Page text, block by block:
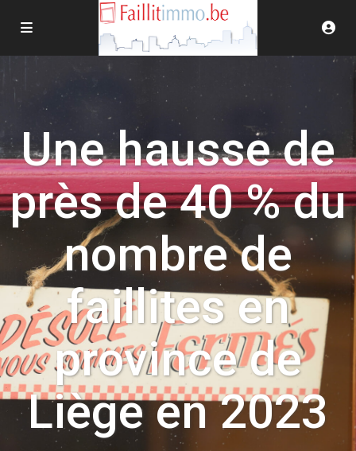
Une hausse de
près de 40 % du
nombre de
faillites en
province de
Liège en 2023